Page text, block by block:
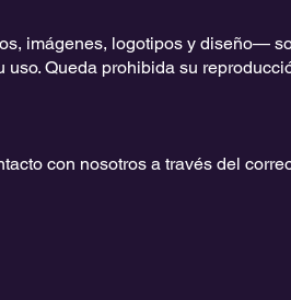
imágenes, logotipos y diseño—
Queda prohibida su
con nosotros a través del